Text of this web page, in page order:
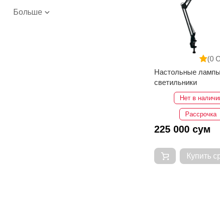
Больше
(0
Настольные
светильники
Нет в
Рассрочка
225 000 сум
Купить